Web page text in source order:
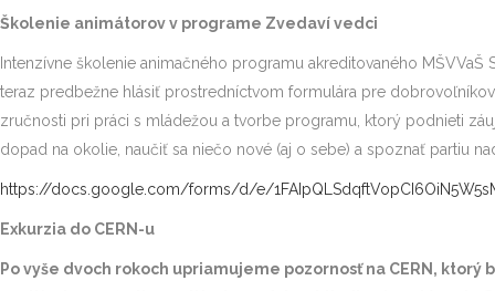
Školenie animátorov v programe Zvedaví vedci
Intenzívne školenie animačného programu akreditovaného
teraz predbežne hlásiť prostredníctvom formulára pre
zručnosti pri práci s mládežou a tvorbe programu, ktorý podnieti
dopad na okolie, naučiť sa niečo nové (aj o sebe) a spoznať partiu
https://docs.google.com/forms/d/e/
Exkurzia do CERN-u
Po vyše dvoch rokoch upriamujeme pozornosť na CERN,